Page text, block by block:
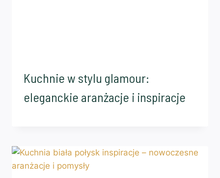
Kuchnie w stylu glamour:
eleganckie aranżacje i inspiracje